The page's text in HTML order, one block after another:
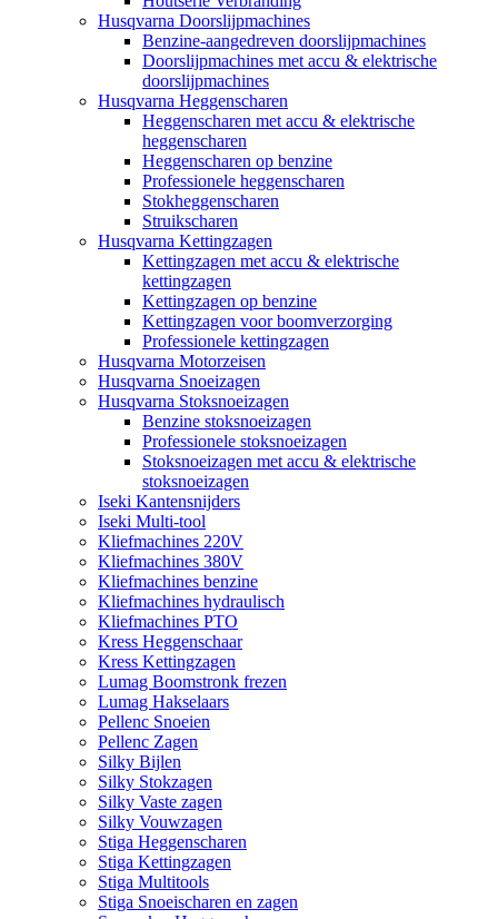
Husqvarna Doorslijpmachines
Benzine-aangedreven doorslijpmachines
Doorslijpmachines met accu & elektrische
doorslijpmachines
Husqvarna Heggenscharen
Heggenscharen met accu & elektrische
heggenscharen
Heggenscharen op benzine
Professionele heggenscharen
Stokheggenscharen
Struikscharen
Husqvarna Kettingzagen
Kettingzagen met accu & elektrische
kettingzagen
Kettingzagen op benzine
Kettingzagen voor boomverzorging
Professionele kettingzagen
Husqvarna Motorzeisen
Husqvarna Snoeizagen
Husqvarna Stoksnoeizagen
Benzine stoksnoeizagen
Professionele stoksnoeizagen
Stoksnoeizagen met accu & elektrische
stoksnoeizagen
Iseki Kantensnijders
Iseki Multi-tool
Kliefmachines 220V
Kliefmachines 380V
Kliefmachines benzine
Kliefmachines hydraulisch
Kliefmachines PTO
Kress Heggenschaar
Kress Kettingzagen
Lumag Boomstronk frezen
Lumag Hakselaars
Pellenc Snoeien
Pellenc Zagen
Silky Bijlen
Silky Stokzagen
Silky Vaste zagen
Silky Vouwzagen
Stiga Heggenscharen
Stiga Kettingzagen
Stiga Multitools
Stiga Snoeischaren en zagen